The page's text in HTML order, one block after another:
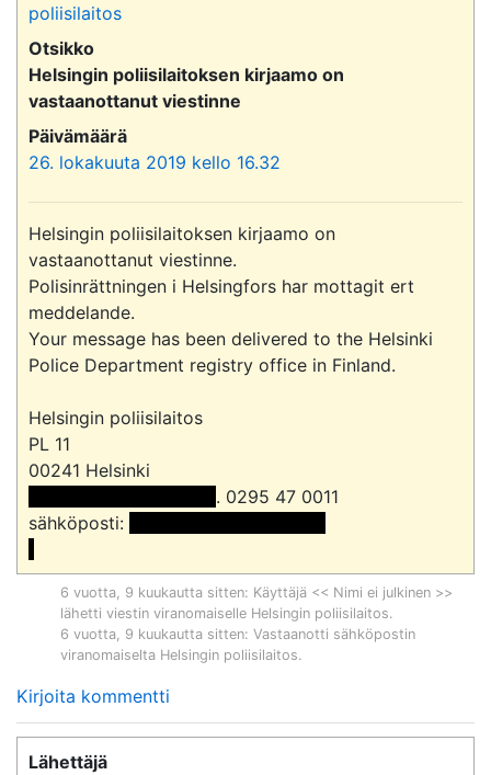
poliisilaitos
Otsikko
Helsingin poliisilaitoksen kirjaamo on
vastaanottanut viestinne
Päivämäärä
26. lokakuuta 2019 kello 16.32
Helsingin poliisilaitoksen kirjaamo on
vastaanottanut viestinne.
Polisinrättningen i Helsingfors har mottagit ert
meddelande.
Your message has been delivered to the Helsinki
Police Department registry office in Finland.
Helsingin poliisilaitos
PL 11
. 0295 47 0011
sähköposti:
6 vuotta, 9 kuukautta sitten: Käyttäjä << Nimi ei julkinen >>
lähetti viestin viranomaiselle Helsingin poliisilaitos.
6 vuotta, 9 kuukautta sitten: Vastaanotti sähköpostin
viranomaiselta Helsingin poliisilaitos.
Kirjoita kommentti
Lähettäjä